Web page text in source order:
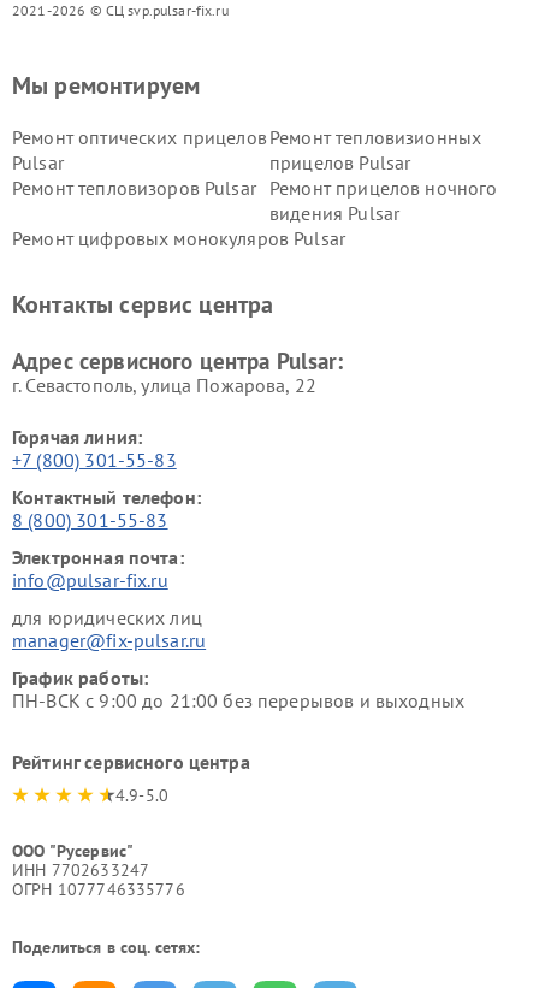
2021-2026 © СЦ svp.pulsar-fix.ru
Мы ремонтируем
Ремонт оптических прицелов
Pulsar
Ремонт тепловизионных
прицелов Pulsar
Ремонт тепловизоров Pulsar
Ремонт прицелов ночного
видения Pulsar
Ремонт цифровых монокуляров Pulsar
Контакты сервис центра
Адрес сервисного центра Pulsar:
г. Севастополь, улица Пожарова, 22
Горячая линия:
+7 (800) 301-55-83
Контактный телефон:
8 (800) 301-55-83
Электронная почта:
info@pulsar-fix.ru
для юридических лиц
manager@fix-pulsar.ru
График работы:
ПН-ВСК с 9:00 до 21:00 без перерывов и выходных
Рейтинг сервисного центра
4.9-5.0
ООО "Русервис"
ИНН 7702633247
ОГРН 1077746335776
Поделиться в соц. сетях: